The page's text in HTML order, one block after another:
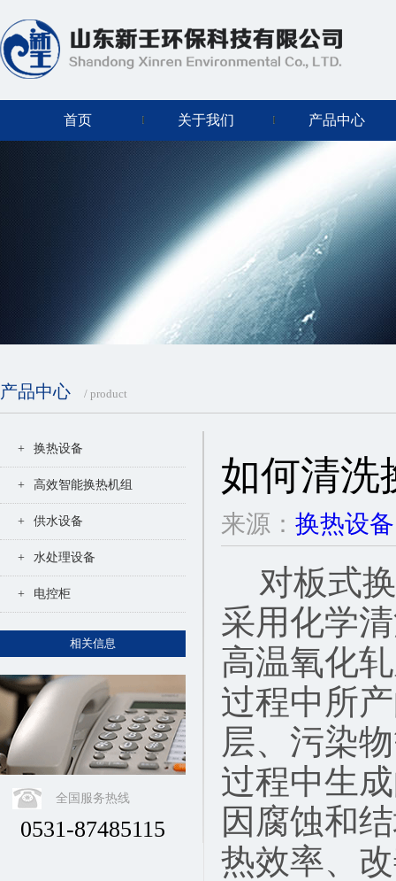
首页 关于我们 产品中心
产品中心 / product
+ 换热设备
+ 高效智能换热机组
+ 供水设备
+ 水处理设备
+ 电控柜
相关信息
全国服务热线
0531-87485115
如何清洗
来源： 换热设备
对板式
采用化学
高温氧化
过程中所
层、污染
过程中生
因腐蚀和
热效率、